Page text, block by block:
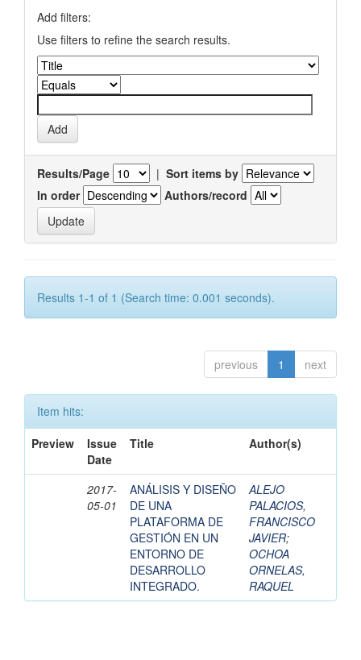
Add filters:
Use filters to refine the search results.
Results/Page | Sort items by
In order
Authors/record
Results 1-1 of 1 (Search time: 0.001 seconds).
previous 1 next
Item hits:
Preview
Issue
Date
Title Author(s)
2017-
05-01
ANÁLISIS Y DISEÑO
DE UNA
PLATAFORMA DE
GESTIÓN EN UN
ENTORNO DE
DESARROLLO
INTEGRADO.
ALEJO
PALACIOS,
FRANCISCO
JAVIER;
OCHOA
ORNELAS,
RAQUEL